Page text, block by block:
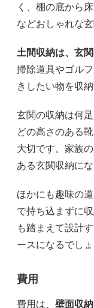
く、棚の底から
などおしゃれな
土間収納は、玄
掃除道具やゴル
きしたい物を収
玄関の収納は何
どの高さのある
大切です。家族
ある玄関収納にな
ほかにも趣味の
で持ち込まずに
も踏まえて設計
ースになるでしょ
費用
費用は、 壁面収